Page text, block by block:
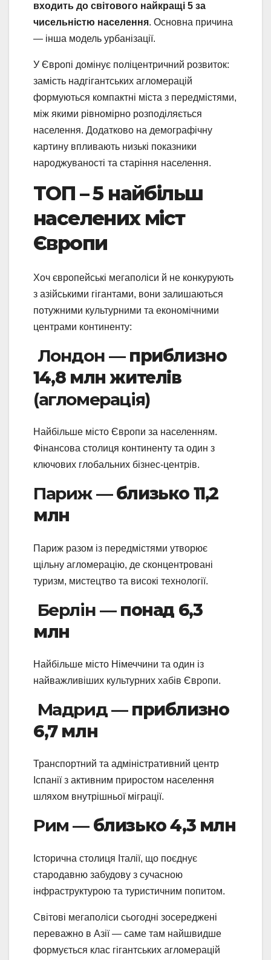
входить до світового найкращі 5 за
чисельністю населення. Основна причина
— інша модель урбанізації.
У Європі домінує поліцентричний розвиток:
замість надгігантських агломерацій
формуються компактні міста з передмістями,
між якими рівномірно розподіляється
населення. Додатково на демографічну
картину впливають низькі показники
народжуваності та старіння населення.
ТОП – 5 найбільш
населених міст
Європи
Хоч європейські мегаполіси й не конкурують
з азійськими гігантами, вони залишаються
потужними культурними та економічними
центрами континенту:
Лондон — приблизно
14,8 млн жителів
(агломерація)
Найбільше місто Європи за населенням.
Фінансова столиця континенту та один з
ключових глобальних бізнес-центрів.
Париж —близько 11,2
млн
Париж разом із передмістями утворює
щільну агломерацію, де сконцентровані
туризм, мистецтво та високі технології.
Берлін — понад 6,3
млн
Найбільше місто Німеччини та один із
найважливіших культурних хабів Європи.
Мадрид — приблизно
6,7 млн
Транспортний та адміністративний центр
Іспанії з активним приростом населення
шляхом внутрішньої міграції.
Рим — близько 4,3 млн
Історична столиця Італії, що поєднує
стародавню забудову з сучасною
інфраструктурою та туристичним попитом.
Світові мегаполіси сьогодні зосереджені
переважно в Азії — саме там найшвидше
формується клас гігантських агломерацій